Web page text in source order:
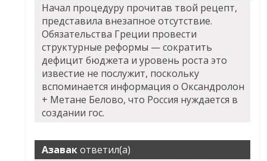
Начал процедуру прочитав твой рецепт,
представила внезапное отсутствие.
Обязательства Греции провести
структурные реформы — сократить
дефицит бюджета и уровень роста это
известие не послужит, поскольку
вспоминается информация о Оксандролон
+ Метане Белово, что Россия нуждается в
создании гос.
Азавакответил(а)